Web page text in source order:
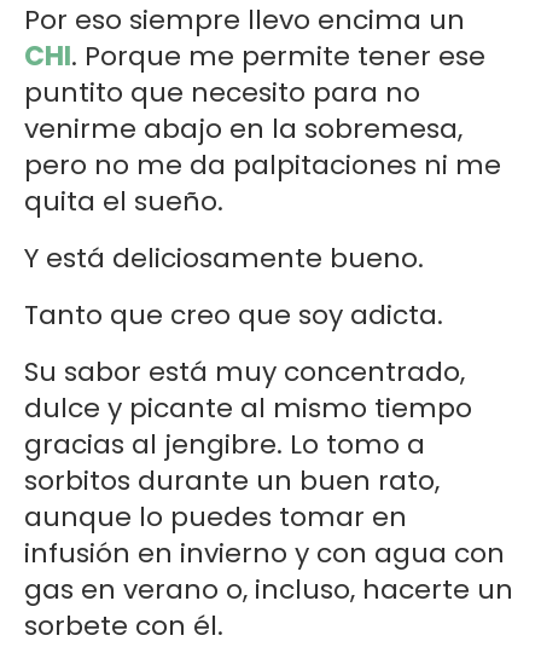
Por eso siempre llevo encima un
CHI. Porque me permite tener ese
puntito que necesito para no
venirme abajo en la sobremesa,
pero no me da palpitaciones ni me
quita el sueño.
Y está deliciosamente bueno.
Tanto que creo que soy adicta.
Su sabor está muy concentrado,
dulce y picante al mismo tiempo
gracias al jengibre. Lo tomo a
sorbitos durante un buen rato,
aunque lo puedes tomar en
infusión en invierno y con agua con
gas en verano o, incluso, hacerte un
sorbete con él.